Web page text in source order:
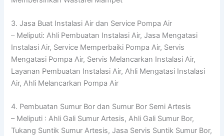
3. Jasa Buat Instalasi Air dan Service Pompa Air
– Meliputi: Ahli Pembuatan Instalasi Air, Jasa Mengatasi
Instalasi Air, Service Memperbaiki Pompa Air, Servis
Mengatasi Pompa Air, Servis Melancarkan Instalasi Air,
Layanan Pembuatan Instalasi Air, Ahli Mengatasi Instalasi
Air, Ahli Melancarkan Pompa Air
4. Pembuatan Sumur Bor dan Sumur Bor Semi Artesis
– Meliputi : Ahli Gali Sumur Artesis, Ahli Gali Sumur Bor,
Tukang Suntik Sumur Artesis, Jasa Servis Suntik Sumur Bor,